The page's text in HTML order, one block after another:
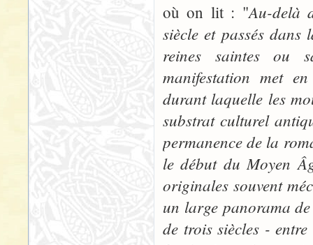
où on lit : "Au-delà
siècle et passés
reines saintes ou
manifestation met
durant laquelle les
substrat culturel
permanence de la
le début du Moyen
originales souvent
un large panorama
de trois siècles -